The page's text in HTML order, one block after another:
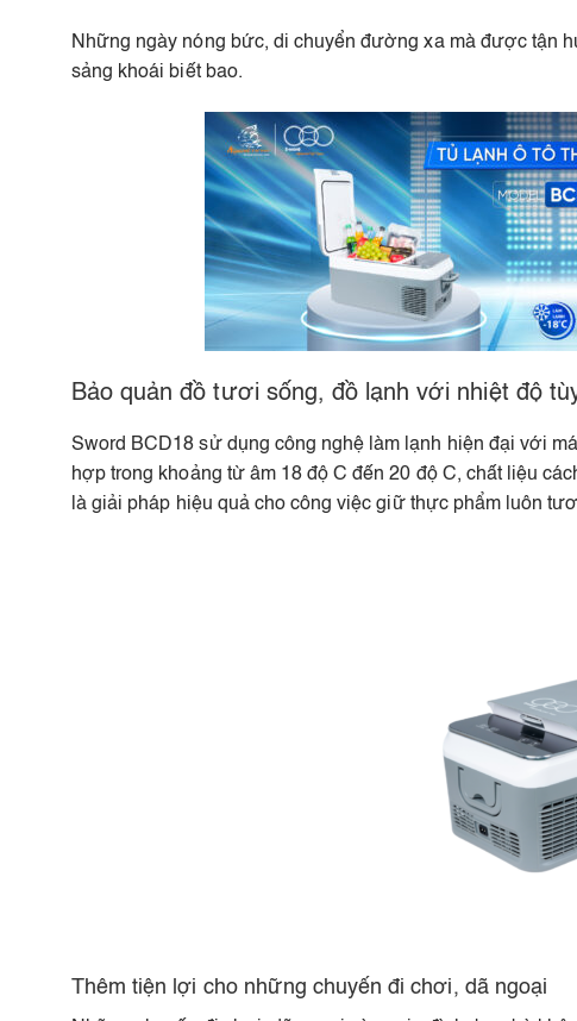
Những ngày nóng bức, di chuyển đường xa mà được tận
sảng khoái biết bao.
Bảo quản đồ tươi sống, đồ lạnh với nhiệt độ
Sword BCD18 sử dụng công nghệ làm lạnh hiện đại với
hợp trong khoảng từ âm 18 độ C đến 20 độ C, chất liệu
là giải pháp hiệu quả cho công việc giữ thực phẩm luôn
Thêm tiện lợi cho những chuyến đi chơi, dã ngoại